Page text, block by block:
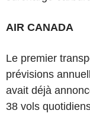
AIR CANADA
Le premier
prévisions
avait déjà
38 vols